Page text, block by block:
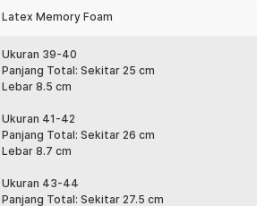
untuk membantu meningkatkan
latex memory foam yang lembut sehingga
pada telapak kaki. Material ini
Sensasi empuk membantu mengurangi
untuk berjalan, berlari, maupun berdiri
Latex Memory Foam
Ukuran 39-40
Panjang Total: Sekitar 25 cm
Lebar 8.5 cm
Ukuran 41-42
Panjang Total: Sekitar 26 cm
Lebar 8.7 cm
Ukuran 43-44
Panjang Total: Sekitar 27.5 cm